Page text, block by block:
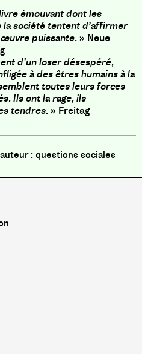
émouvant dont les
la société tentent d’affirmer
puissante.» Neue
d’un loser désespéré,
à des êtres humains à la
toutes leurs forces
Ils ont la rage, ils
tendres.» Freitag
questions sociales